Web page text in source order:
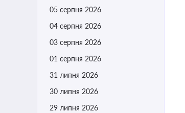
05 серпня 2026
04 серпня 2026
03 серпня 2026
01 серпня 2026
31 липня 2026
30 липня 2026
29 липня 2026